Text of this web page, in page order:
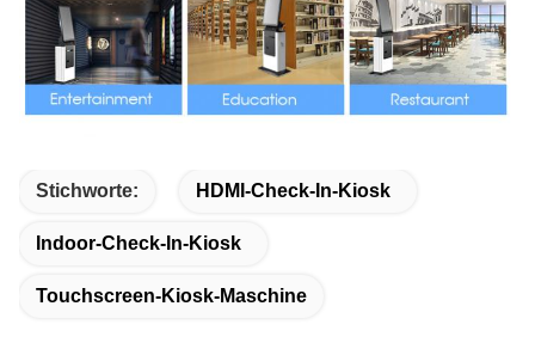
Stichworte: HDMI-Check-In-Kiosk
Indoor-Check-In-Kiosk
Touchscreen-Kiosk-Maschine